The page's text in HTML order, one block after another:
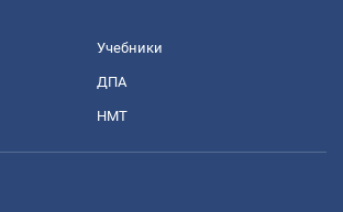
Учебники
ДПА
НМТ